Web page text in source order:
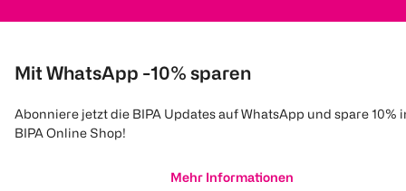
Mit WhatsApp -10% sparen
Abonniere jetzt die BIPA Updates auf WhatsApp und spare 10%
BIPA Online Shop!
Mehr Informationen